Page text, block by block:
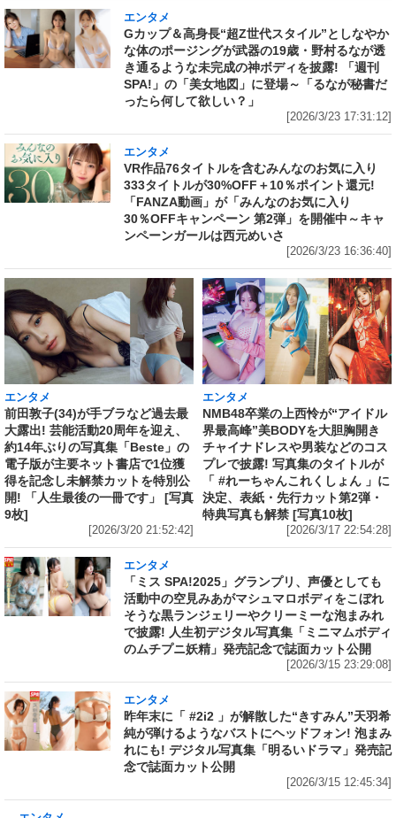
エンタメ
Gカップ＆高身長“超Z世代スタイル”としなやか
な体のポージングが武器の19歳・野村るなが透
き通るような未完成の神ボディを披露! 「週刊
SPA!」の「美女地図」に登場～「るなが秘書だ
ったら何して欲しい？」
[2026/3/23 17:31:12]
エンタメ
VR作品76タイトルを含むみんなのお気に入り
333タイトルが30%OFF＋10％ポイント還元!
「FANZA動画」が「みんなのお気に入り
30％OFFキャンペーン 第2弾」を開催中～キャ
ンペーンガールは西元めいさ
[2026/3/23 16:36:40]
エンタメ
前田敦子(34)が手ブラなど過去最
大露出! 芸能活動20周年を迎え、
約14年ぶりの写真集「Beste」の
電子版が主要ネット書店で1位獲
得を記念し未解禁カットを特別公
開! 「人生最後の一冊です」 [写真
9枚]
[2026/3/20 21:52:42]
エンタメ
NMB48卒業の上西怜が“アイドル
界最高峰”美BODYを大胆胸開き
チャイナドレスや男装などのコス
プレで披露! 写真集のタイトルが
「 #れーちゃんこれくしょん 」に
決定、表紙・先行カット第2弾・
特典写真も解禁 [写真10枚]
[2026/3/17 22:54:28]
エンタメ
「ミス SPA!2025」グランプリ、声優としても
活動中の空見みあがマシュマロボディをこぼれ
そうな黒ランジェリーやクリーミーな泡まみれ
で披露! 人生初デジタル写真集「ミニマムボディ
のムチプニ妖精」発売記念で誌面カット公開
[2026/3/15 23:29:08]
エンタメ
昨年末に「 #2i2 」が解散した“きすみん”天羽希
純が弾けるようなバストにヘッドフォン! 泡まみ
れにも! デジタル写真集「明るいドラマ」発売記
念で誌面カット公開
[2026/3/15 12:45:34]